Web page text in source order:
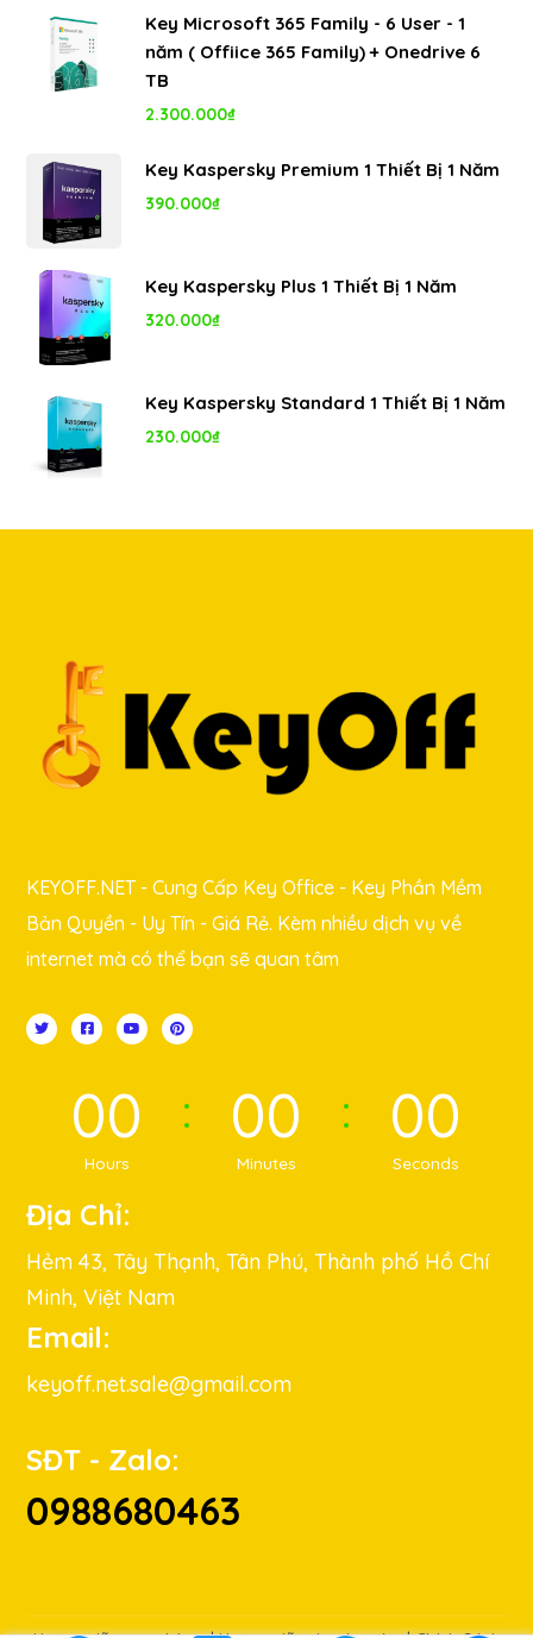
là:
tại
Key Microsoft 365 Family - 6 User - 1
năm ( Offiice 365 Family) + Onedrive 6
TB
2.300.000₫
Key Kaspersky Premium 1 Thiết Bị 1 Năm
390.000₫
Key Kaspersky Plus 1 Thiết Bị 1 Năm
320.000₫
Key Kaspersky Standard 1 Thiết Bị 1 Năm
230.000₫
KEYOFF.NET - Cung Cấp Key Office - Key Phần Mềm
Bản Quyền - Uy Tín - Giá Rẻ. Kèm nhiều dịch vụ về
internet mà có thể bạn sẽ quan tâm
00
Hours
00
Minutes
00
Seconds
Địa Chỉ:
Hẻm 43, Tây Thạnh, Tân Phú, Thành phố Hồ Chí
Minh, Việt Nam
Email:
keyoff.net.sale@gmail.com
SĐT - Zalo:
0988680463